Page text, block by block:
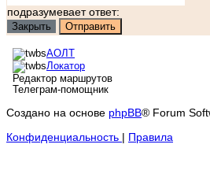
подразумевает ответ:
Закрыть Отправить
АОЛТ
Локатор
Редактор маршрутов
Телеграм-помощник
Создано на основе phpBB® Forum
Конфиденциальность | Правила